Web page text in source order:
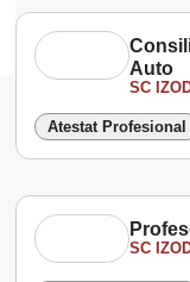
Auto
SC
Atestat Profesional
SC